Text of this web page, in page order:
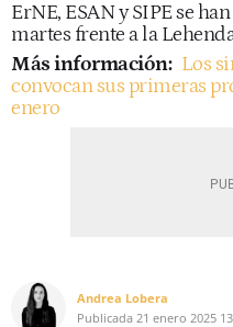
ErNE, ESAN y SIPE se
martes frente a la
Más información: Los
convocan sus primeras
enero
Andrea Lobera
Publicada 21 enero 2025